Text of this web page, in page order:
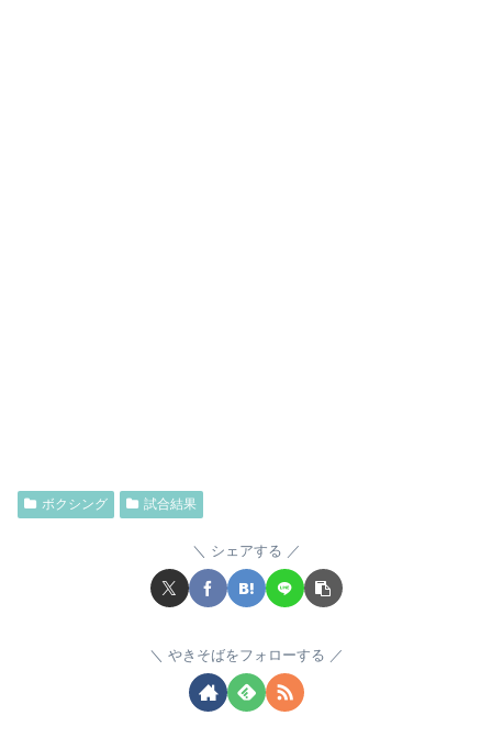
ボクシング 試合結果
シェアする
やきそばをフォローする